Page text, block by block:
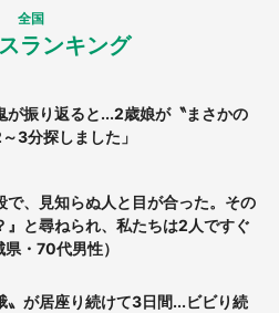
全国
ランキング
が振り返ると...2歳娘が〝まさかの
3分探しました」
で、見知らぬ人と目が合った。その
』と尋ねられ、私たちは2人ですぐ
・70代男性）
〟が居座り続けて3日間...ビビり続